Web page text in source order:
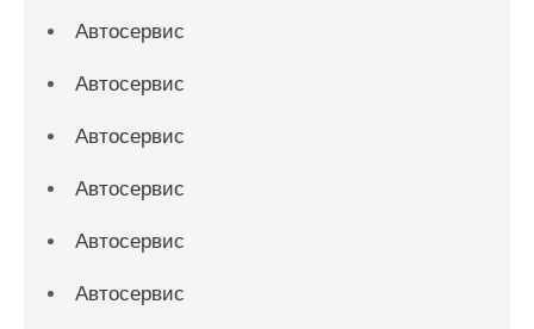
Автосервис
Автосервис
Автосервис
Автосервис
Автосервис
Автосервис